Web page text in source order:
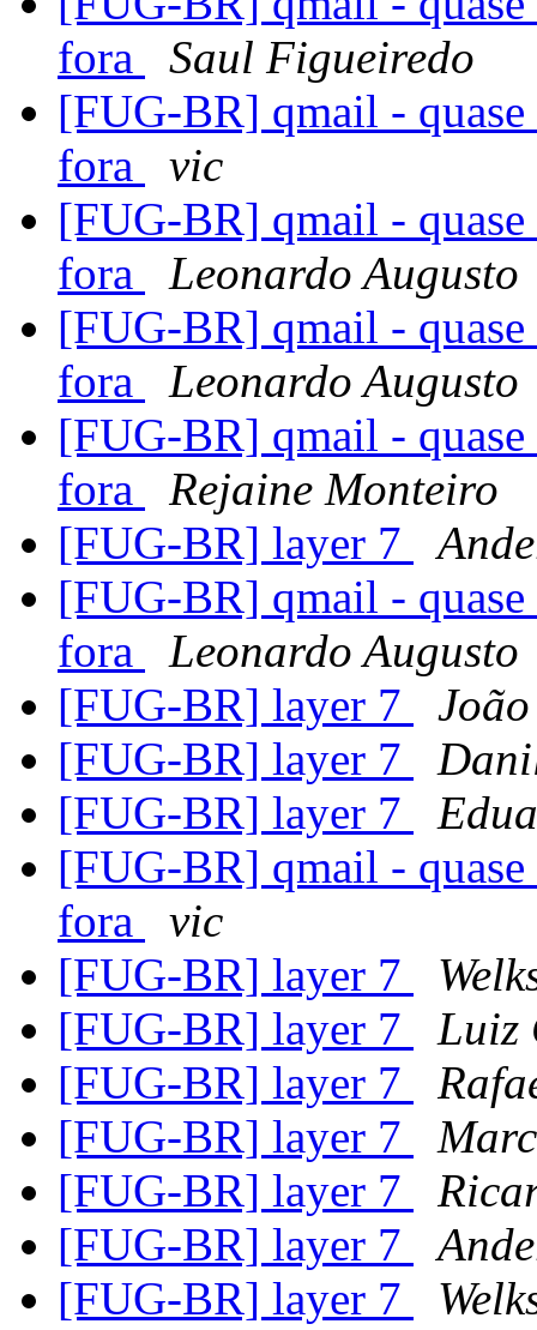
fora
Saul Figueiredo
[FUG-BR] qmail -
fora
vic
[FUG-BR] qmail -
fora
Leonardo Augusto
[FUG-BR] qmail -
fora
Leonardo Augusto
[FUG-BR] qmail -
fora
Rejaine Monteiro
[FUG-BR] layer 7
[FUG-BR] qmail -
fora
Leonardo Augusto
[FUG-BR] layer 7
[FUG-BR] layer 7
[FUG-BR] layer 7
[FUG-BR] qmail -
fora
vic
[FUG-BR] layer 7
[FUG-BR] layer 7
Luiz
[FUG-BR] layer 7
[FUG-BR] layer 7
[FUG-BR] layer 7
[FUG-BR] layer 7
[FUG-BR] layer 7